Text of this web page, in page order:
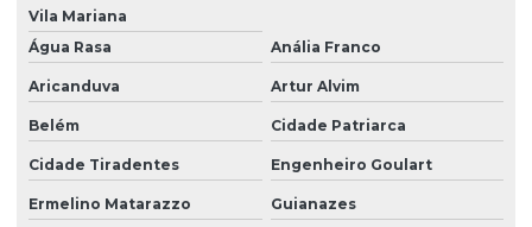
Serviço de medição
Serviço de topografia
Serviço de topografia quanto custa
Serviço de topografia valor
Serviço topografico
Vila Mariana
Água Rasa
Anália Franco
Aricanduva Artur Alvim
Belém Cidade Patriarca
Cidade Tiradentes Engenheiro Goulart
Ermelino Matarazzo Guianazes